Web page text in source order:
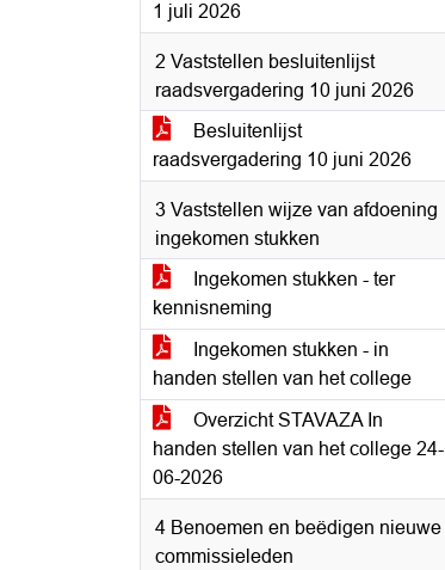
1 juli 2026
2 Vaststellen besluitenlijst
raadsvergadering 10 juni 2026
Besluitenlijst
raadsvergadering 10 juni 2026
3 Vaststellen wijze van afdoening
ingekomen stukken
Ingekomen stukken - ter
kennisneming
Ingekomen stukken - in
handen stellen van het college
Overzicht STAVAZA In
handen stellen van het college 24-
06-2026
4 Benoemen en beëdigen nieuwe
commissieleden